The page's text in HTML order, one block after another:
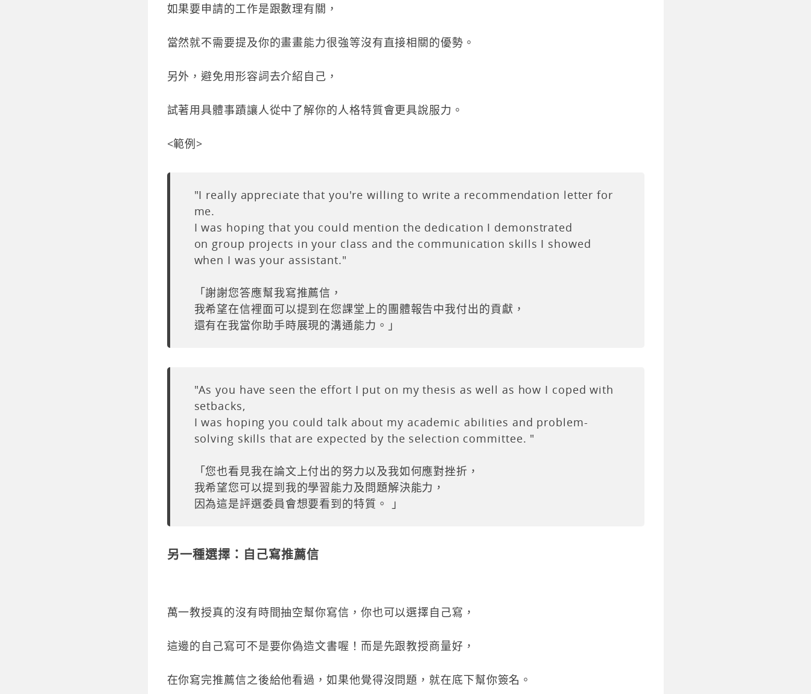
如果要申請的工作是跟數理有關，
當然就不需要提及你的畫畫能力很強等沒有直接相關的優勢。
另外，避免用形容詞去介紹自己，
試著用具體事蹟讓人從中了解你的人格特質會更具說服力。
<範例>
"I really appreciate that you're willing to write a recommendation letter for
me.
I was hoping that you could mention the dedication I demonstrated
on group projects in your class and the communication skills I showed
when I was your assistant."
「謝謝您答應幫我寫推薦信，
我希望在信裡面可以提到在您課堂上的團體報告中我付出的貢獻，
還有在我當你助手時展現的溝通能力。」
"As you have seen the effort I put on my thesis as well as how I coped with
setbacks,
I was hoping you could talk about my academic abilities and problem-
solving skills that are expected by the selection committee. "
「您也看見我在論文上付出的努力以及我如何應對挫折，
我希望您可以提到我的學習能力及問題解決能力，
因為這是評選委員會想要看到的特質。 」
另一種選擇：自己寫推薦信
萬一教授真的沒有時間抽空幫你寫信，你也可以選擇自己寫，
這邊的自己寫可不是要你偽造文書喔！而是先跟教授商量好，
在你寫完推薦信之後給他看過，如果他覺得沒問題，就在底下幫你簽名。